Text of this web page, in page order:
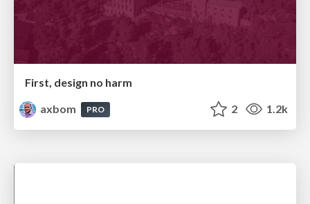
First, design no harm
axbom
PRO 2 1.2k